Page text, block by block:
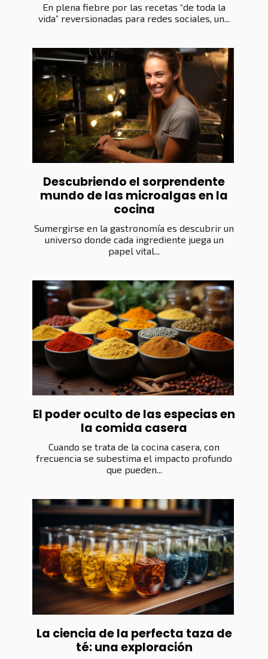
En plena fiebre por las recetas “de toda la
vida” reversionadas para redes sociales, un...
Descubriendo el sorprendente
mundo de las microalgas en la
cocina
Sumergirse en la gastronomía es descubrir un
universo donde cada ingrediente juega un
papel vital...
El poder oculto de las especias en
la comida casera
Cuando se trata de la cocina casera, con
frecuencia se subestima el impacto profundo
que pueden...
La ciencia de la perfecta taza de
té: una exploración